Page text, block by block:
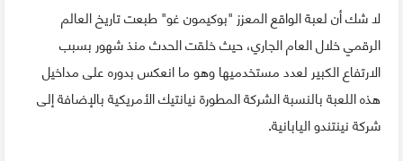
لا شك أن لعبة الواقع المعزز "بوكيمون غو" طبعت تاريخ العالم
الرقمي خلال العام الجاري، حيث خلقت الحدث منذ شهور بسبب
الارتفاع الكبير لعدد مستخدميها وهو ما انعكس بدوره على مداخيل
هذه اللعبة بالنسبة الشركة المطورة نيانتيك الأمريكية بالإضافة إلى
شركة نينتندو اليابانية.